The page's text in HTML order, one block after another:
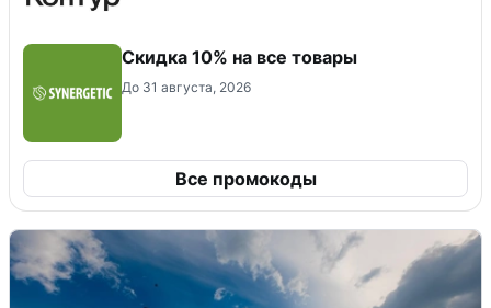
Скидка 10% на все товары
До 31 августа, 2026
Все промокоды